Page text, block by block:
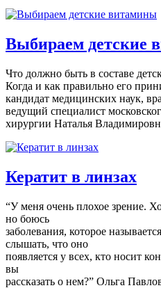
Выбираем детские
Что должно быть в составе
Когда и как правильно его
кандидат медицинских наук,
ведущий специалист
хирургии Наталья
Кератит в линзах
“У меня очень плохое зрение.
но боюсь
заболевания, которое
слышать, что оно
появляется у всех, кто носит
вы
рассказать о нем?” Ольга